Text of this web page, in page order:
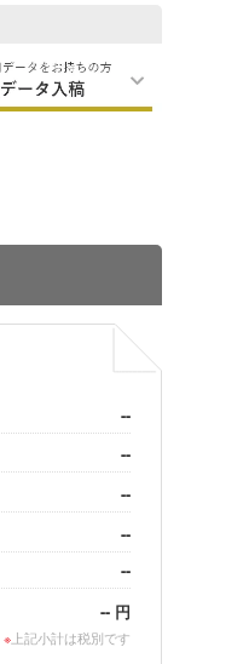
--
--
--
--
--
-- 円
※ 上記小計は税別です